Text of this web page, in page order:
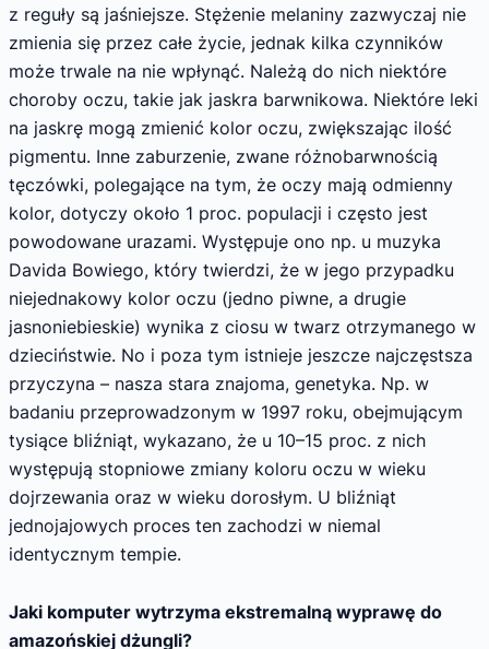
z reguły są jaśniejsze. Stężenie melaniny zazwyczaj nie
zmienia się przez całe życie, jednak kilka czynników
może trwale na nie wpłynąć. Należą do nich niektóre
choroby oczu, takie jak jaskra barwnikowa. Niektóre leki
na jaskrę mogą zmienić kolor oczu, zwiększając ilość
pigmentu. Inne zaburzenie, zwane różnobarwnością
tęczówki, polegające na tym, że oczy mają odmienny
kolor, dotyczy około 1 proc. populacji i często jest
powodowane urazami. Występuje ono np. u muzyka
Davida Bowiego, który twierdzi, że w jego przypadku
niejednakowy kolor oczu (jedno piwne, a drugie
jasnoniebieskie) wynika z ciosu w twarz otrzymanego w
dzieciństwie. No i poza tym istnieje jeszcze najczęstsza
przyczyna – nasza stara znajoma, genetyka. Np. w
badaniu przeprowadzonym w 1997 roku, obejmującym
tysiące bliźniąt, wykazano, że u 10–15 proc. z nich
występują stopniowe zmiany koloru oczu w wieku
dojrzewania oraz w wieku dorosłym. U bliźniąt
jednojajowych proces ten zachodzi w niemal
identycznym tempie.
Jaki komputer wytrzyma ekstremalną wyprawę do
amazońskiej dżungli?